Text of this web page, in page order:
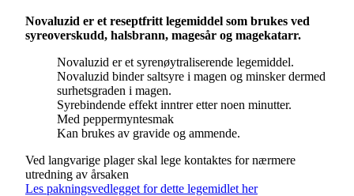
Novaluzid er et reseptfritt legemiddel som brukes ved
syreoverskudd, halsbrann, magesår og magekatarr.
Novaluzid er et syrenøytraliserende legemiddel.
Novaluzid binder saltsyre i magen og minsker dermed
surhetsgraden i magen.
Syrebindende effekt inntrer etter noen minutter.
Med peppermyntesmak
Kan brukes av gravide og ammende.
Ved langvarige plager skal lege kontaktes for nærmere
utredning av årsaken
Les pakningsvedlegget for dette legemidlet her